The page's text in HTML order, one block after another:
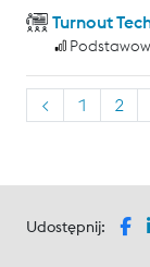
Turnout
< 1 2
Udostępnij: